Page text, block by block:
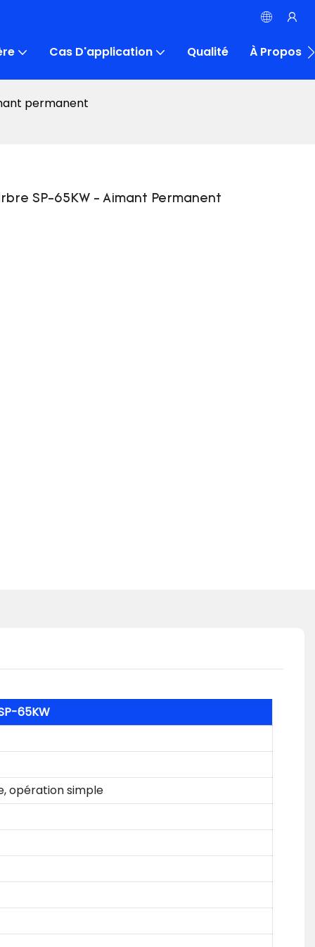
Cas D'application Qualité À Propos
permanent
SP-65KW - Aimant Permanent
65KW
opération simple